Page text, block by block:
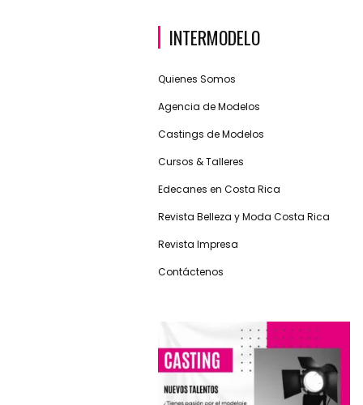
INTERMODELO
Quienes Somos
Agencia de Modelos
Castings de Modelos
Cursos & Talleres
Edecanes en Costa Rica
Revista Belleza y Moda Costa Rica
Revista Impresa
Contáctenos